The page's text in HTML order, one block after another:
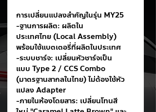
การเปลี่ยนแปลงสำคัญในรุ่น MY25
-ฐานการผลิต: ผลิตใน
ประเทศไทย (Local Assembly)
พร้อมใช้แบตเตอรี่ที่ผลิตในประเทศ
-ระบบชาร์จ: เปลี่ยนหัวชาร์จเป็น
แบบ Type 2 / CCS Combo
(มาตรฐานสากลในไทย) ไม่ต้องใช้หัว
แปลง Adapter
-ภายในห้องโดยสาร: เปลี่ยนโทนสี